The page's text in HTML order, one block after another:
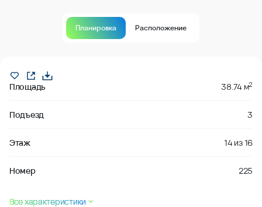
Планировка Расположение
Площадь 38.74 м2
Подъезд 3
Этаж 14 из16
Номер 225
Все характеристики